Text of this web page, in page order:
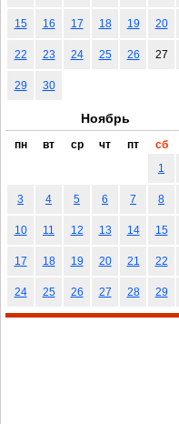
15 16 17 18 19 20
22 23 24 25 26 27
29 30
Ноябрь
пн вт ср чт пт сб
1
3 4 5 6 7 8
10 11 12 13 14 15
17 18 19 20 21 22
24 25 26 27 28 29